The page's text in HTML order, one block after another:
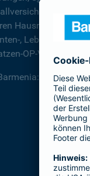
für
Hausrat, über
, Lebens- und
OP-
Wir helfen